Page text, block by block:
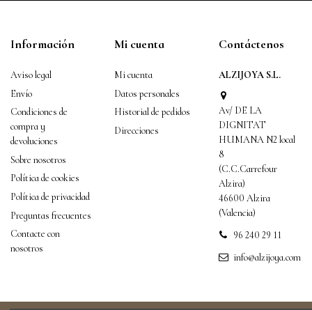
Información
Aviso legal
Envío
Condiciones de
compra y
devoluciones
Sobre nosotros
Política de cookies
Política de privacidad
Preguntas frecuentes
Contacte con
nosotros
Mi cuenta
Mi cuenta
Datos personales
Historial de pedidos
Direcciones
Contáctenos
ALZIJOYA S.L.
Av/ DE LA
DIGNITAT
HUMANA N2 local
8
(C.C.Carrefour
Alzira)
46600 Alzira
(Valencia)
96 240 29 11
info@alzijoya.com